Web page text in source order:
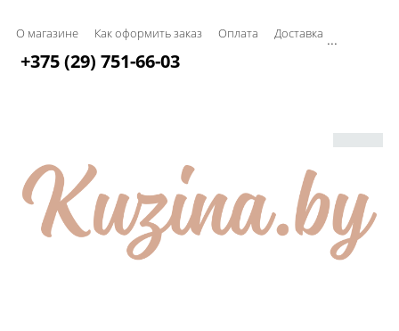
О магазине Как оформить заказ Оплата Доставка ...
+375 (29) 751-66-03